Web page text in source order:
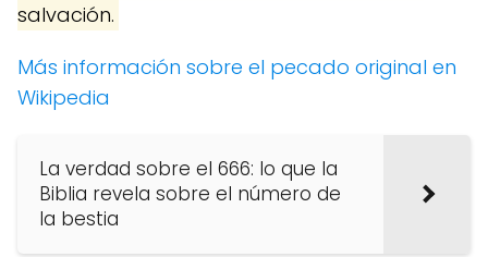
salvación.
Más información sobre el pecado original en
Wikipedia
La verdad sobre el 666: lo que la
Biblia revela sobre el número de
la bestia